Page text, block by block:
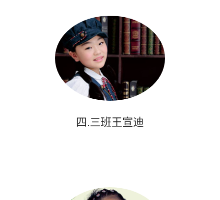
四.三班王宣迪